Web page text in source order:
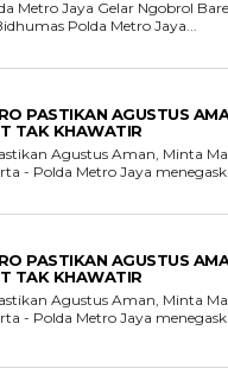
Metro Jaya Gelar Ngobrol
Polda Metro Jaya...
PASTIKAN AGUSTUS
TAK KHAWATIR
Agustus Aman, Minta
Jakarta - Polda Metro Jaya
PASTIKAN AGUSTUS
TAK KHAWATIR
Agustus Aman, Minta
Jakarta - Polda Metro Jaya